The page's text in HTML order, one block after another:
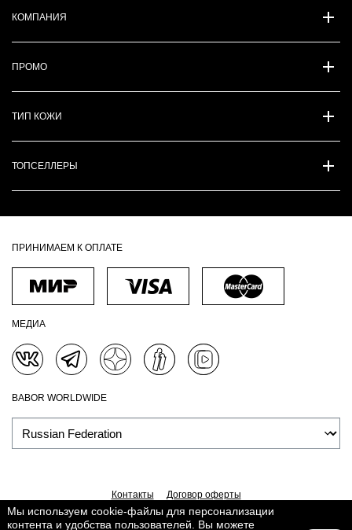
КОМПАНИЯ
ПРОМО
ТИП КОЖИ
ТОПСЕЛЛЕРЫ
ПРИНИМАЕМ К ОПЛАТЕ
МЕДИА
BABOR WORLDWIDE
Контакты
Договор оферты
Политика обработки персональных данных
Доставка
Обработка персональных данных
Сведения о Cookies
Мы используем cookie-файлы для персонализации
контента и удобства пользователей. Вы можете